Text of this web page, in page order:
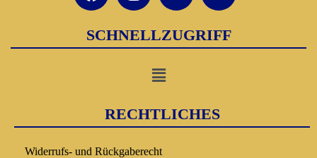
SCHNELLZUGRIFF
RECHTLICHES
Widerrufs- und Rückgaberecht